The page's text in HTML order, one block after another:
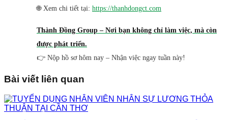
🌐 Xem chi tiết tại: https://thanhdongct.com
Thành Đồng Group – Nơi bạn không chỉ làm việc, mà còn
được phát triển.
👉 Nộp hồ sơ hôm nay – Nhận việc ngay tuần này!
Bài viết liên quan